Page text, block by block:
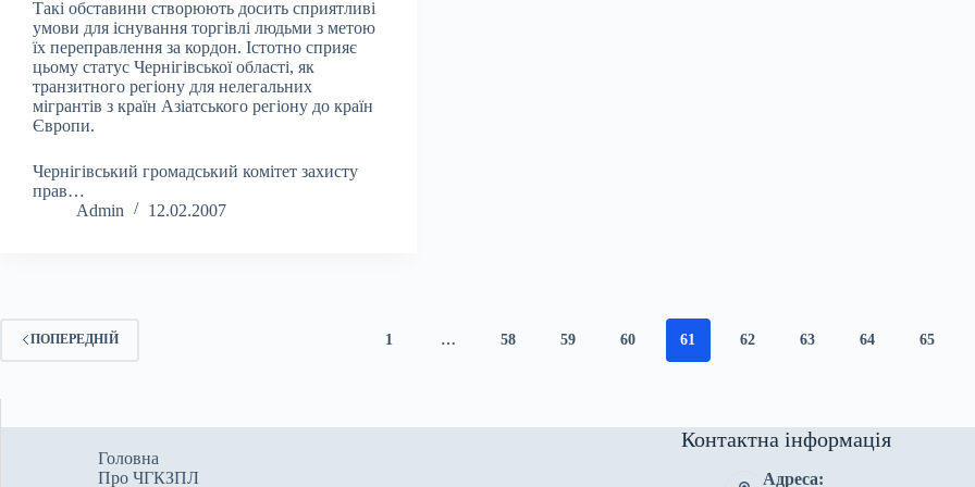
Такі обставини створюють досить сприятливі
умови для існування торгівлі людьми з метою
їх переправлення за кордон. Істотно сприяє
цьому статус Чернігівської області, як
транзитного регіону для нелегальних
мігрантів з країн Азіатського регіону до країн
Європи.
Чернігівський громадський комітет захисту
прав…
Admin
12.02.2007
ПОПЕРЕДНІЙ 1 … 58 59 60 61 62 63 64 65
Головна
Про ЧГКЗПЛ
Контактна інформація
Адреса: